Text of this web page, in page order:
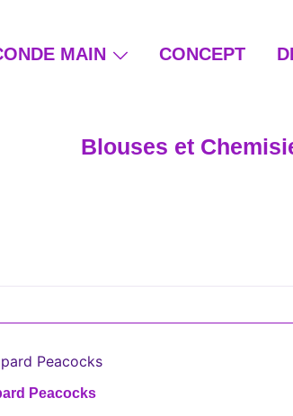
MAIN CONCEPT
Blouses et
Peacocks